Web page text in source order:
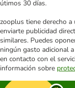
útimos 30 días.
zooplus tiene derecho
enviarte publicidad
similares. Puedes
ningún gasto adicional
en contacto con el
información sobre